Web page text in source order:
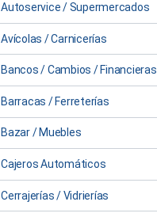
Autoservice / Supermercados
Avícolas / Carnicerías
Bancos / Cambios / Financieras
Barracas / Ferreterías
Bazar / Muebles
Cajeros Automáticos
Cerrajerías / Vidrierías